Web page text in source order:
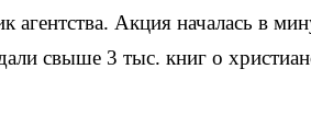
агентства. Акция началась в
свыше 3 тыс. книг о